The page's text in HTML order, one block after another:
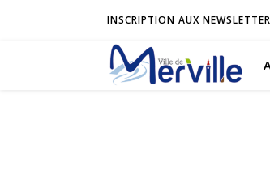
INSCRIPTION AUX